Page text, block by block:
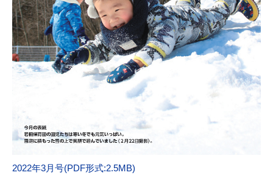
2022年3月号(PDF形式:2.5MB)